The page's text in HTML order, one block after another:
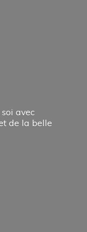
avec
de la belle